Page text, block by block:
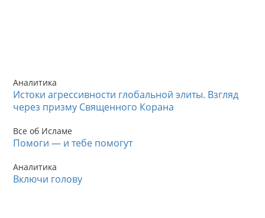
Аналитика
Истоки агрессивности глобальной элиты. Взгляд
через призму Священного Корана
Все об Исламе
Помоги — и тебе помогут
Аналитика
Включи голову